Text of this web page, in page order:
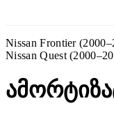
Nissan Frontier
Nissan Quest